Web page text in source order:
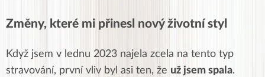
Změny, které mi přinesl nový životní styl
Když jsem v lednu 2023 najela zcela na tento typ
stravování, první vliv byl asi ten, že už jsem spala.